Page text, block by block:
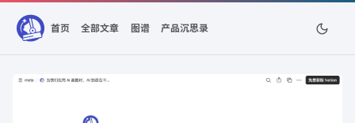
首页 全部文章 图谱 产品沉思录